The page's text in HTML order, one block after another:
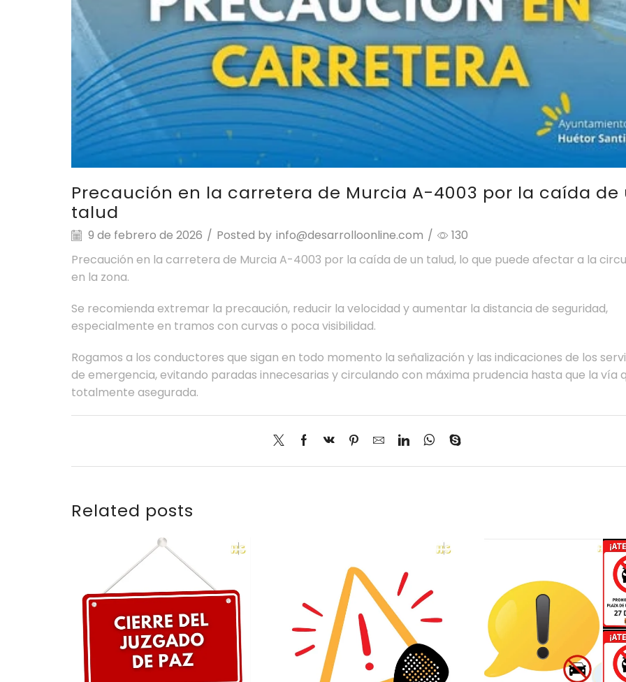
Precaución en la carretera de Murcia A-4003 por la caída de
talud
9 de febrero de 2026 / Posted by info@desarrolloonline.com /
130
Precaución en la carretera de Murcia A-4003 por la caída de un talud, lo que puede afectar a la
en la zona.
Se recomienda extremar la precaución, reducir la velocidad y aumentar la distancia de seguridad,
especialmente en tramos con curvas o poca visibilidad.
Rogamos a los conductores que sigan en todo momento la señalización y las indicaciones de los
de emergencia, evitando paradas innecesarias y circulando con máxima prudencia hasta que la vía
totalmente asegurada.
Related posts